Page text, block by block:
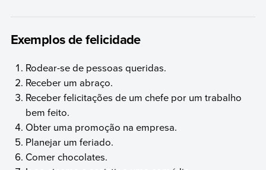
Exemplos de felicidade
Rodear-se de pessoas queridas.
Receber um abraço.
Receber felicitações de um chefe por um trabalho
bem feito.
Obter uma promoção na empresa.
Planejar um feriado.
Comer chocolates.